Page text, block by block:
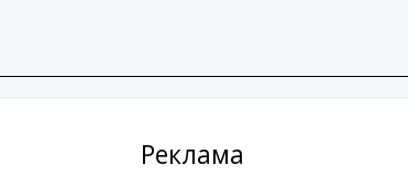
Реклама